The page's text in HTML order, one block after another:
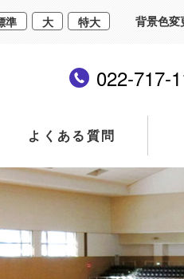
背景色変
準 大 特大
022-717-
よくある質問